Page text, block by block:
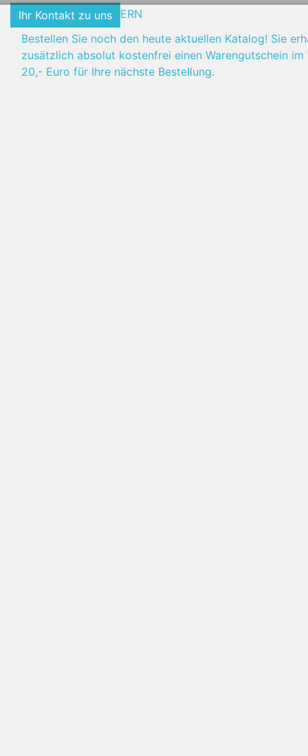
KATALOG
KATALOG ANFORDERN
Bestellen Sie noch den heute aktuellen Katalog! Sie
zusätzlich absolut kostenfrei einen Warengutschein im
20,- Euro für Ihre nächste Bestellung.
Ihr Kontakt zu uns